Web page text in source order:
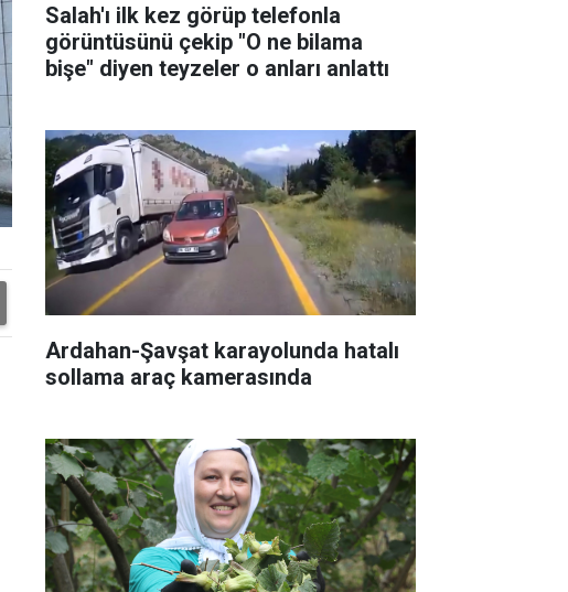
Salah'ı ilk kez görüp telefonla
görüntüsünü çekip "O ne bilama
bişe" diyen teyzeler o anları anlattı
Ardahan-Şavşat karayolunda hatalı
sollama araç kamerasında